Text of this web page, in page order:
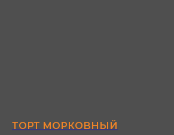
ТОРТ МОРКОВНЫЙ